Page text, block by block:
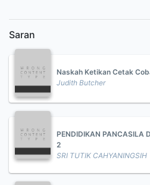
Saran
Naskah Ketikan Cetak
Judith Butcher
PENDIDIKAN PANCASILA
2
SRI TUTIK CAHYANINGSIH